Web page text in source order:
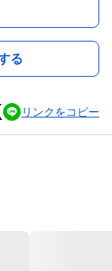
る
リンクをコピー